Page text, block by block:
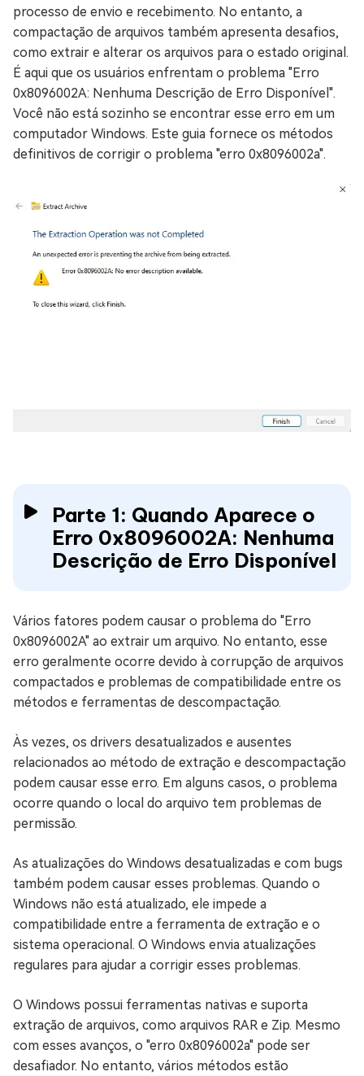
processo de envio e recebimento. No entanto, a
compactação de arquivos também apresenta desafios,
como extrair e alterar os arquivos para o estado original.
É aqui que os usuários enfrentam o problema "Erro
0x8096002A: Nenhuma Descrição de Erro Disponível".
Você não está sozinho se encontrar esse erro em um
computador Windows. Este guia fornece os métodos
definitivos de corrigir o problema "erro 0x8096002a".
Parte 1: Quando Aparece o
Erro 0x8096002A: Nenhuma
Descrição de Erro Disponível
Vários fatores podem causar o problema do "Erro
0x8096002A" ao extrair um arquivo. No entanto, esse
erro geralmente ocorre devido à corrupção de arquivos
compactados e problemas de compatibilidade entre os
métodos e ferramentas de descompactação.
Às vezes, os drivers desatualizados e ausentes
relacionados ao método de extração e descompactação
podem causar esse erro. Em alguns casos, o problema
ocorre quando o local do arquivo tem problemas de
permissão.
As atualizações do Windows desatualizadas e com bugs
também podem causar esses problemas. Quando o
Windows não está atualizado, ele impede a
compatibilidade entre a ferramenta de extração e o
sistema operacional. O Windows envia atualizações
regulares para ajudar a corrigir esses problemas.
O Windows possui ferramentas nativas e suporta
extração de arquivos, como arquivos RAR e Zip. Mesmo
com esses avanços, o "erro 0x8096002a" pode ser
desafiador. No entanto, vários métodos estão